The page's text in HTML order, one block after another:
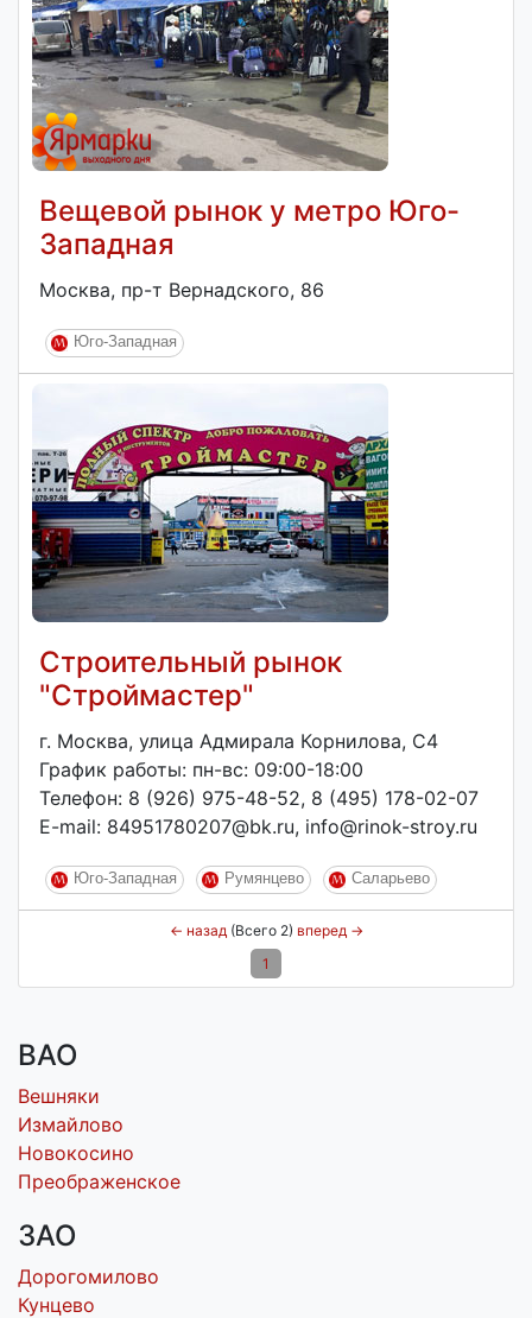
Вещевой рынок у метро Юго-
Западная
Москва, пр-т Вернадского, 86
Юго-Западная
Строительный рынок
"Строймастер"
г. Москва, улица Адмирала Корнилова, С4
График работы: пн-вс: 09:00-18:00
Телефон: 8 (926) 975-48-52, 8 (495) 178-02-07
E-mail: 84951780207@bk.ru, info@rinok-stroy.ru
Юго-Западная Румянцево Саларьево
← назад(Всего 2) вперед→
1
ВАО
Вешняки
Измайлово
Новокосино
Преображенское
ЗАО
Дорогомилово
Кунцево